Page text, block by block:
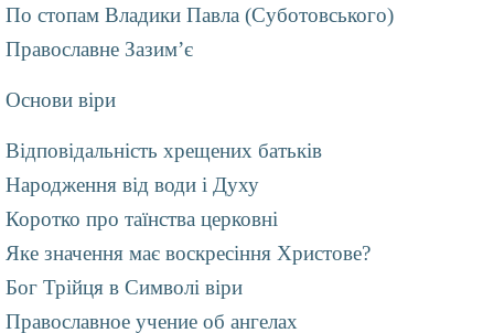
По стопам Владики Павла (Суботовського)
Православне Зазим’є
Основи віри
Відповідальність хрещених батьків
Народження від води і Духу
Коротко про таїнства церковні
Яке значення має воскресіння Христове?
Бог Трійця в Символі віри
Православное учение об ангелах